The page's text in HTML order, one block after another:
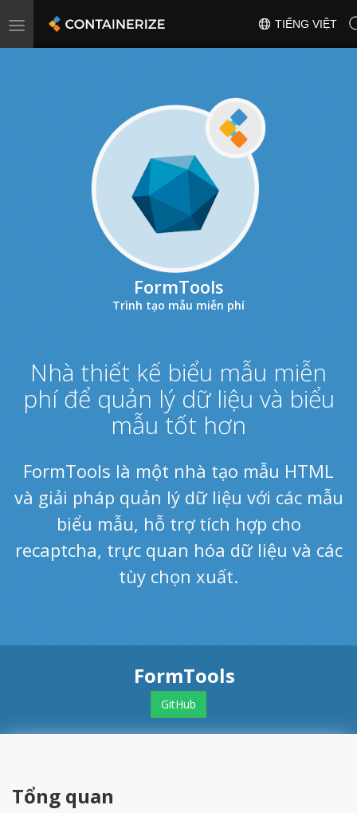
Toggle
TIẾNG VIỆT
FormTools
Trình tạo mẫu miễn phí
Nhà thiết kế biểu mẫu miễn
phí để quản lý dữ liệu và biểu
mẫu tốt hơn
FormTools là một nhà tạo mẫu HTML
và giải pháp quản lý dữ liệu với các mẫu
biểu mẫu, hỗ trợ tích hợp cho
recaptcha, trực quan hóa dữ liệu và các
tùy chọn xuất.
FormTools
GitHub
Tổng quan